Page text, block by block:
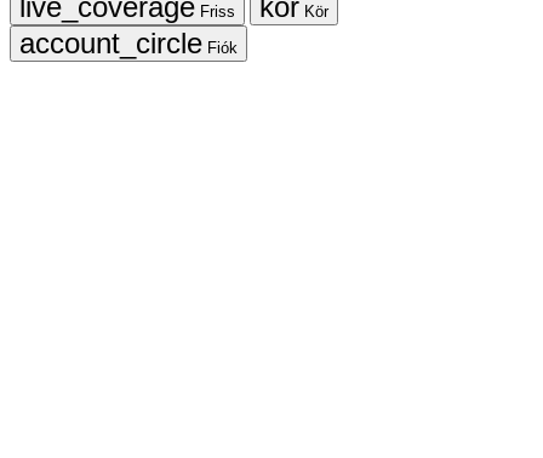
Friss
Kör
Fiók